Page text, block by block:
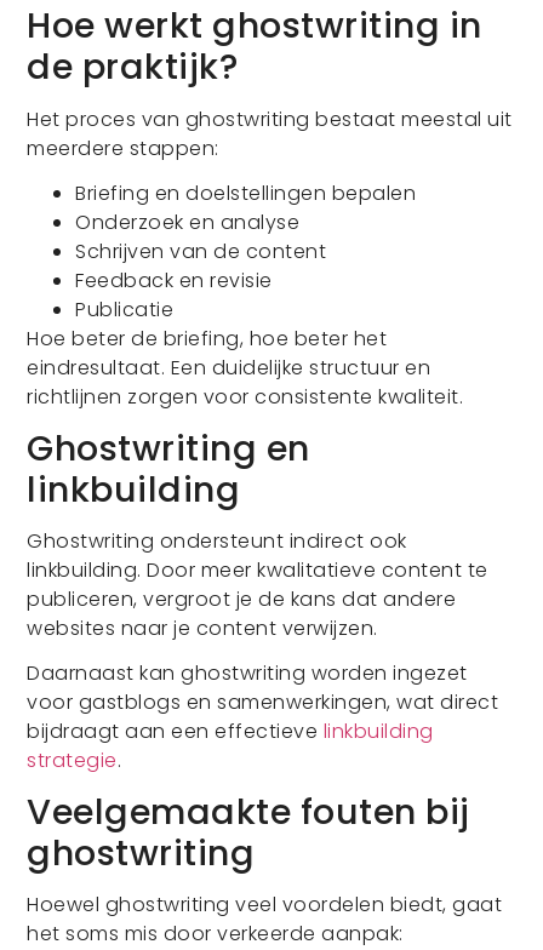
Hoe werkt ghostwriting in
de praktijk?
Het proces van ghostwriting bestaat meestal uit
meerdere stappen:
Briefing en doelstellingen bepalen
Onderzoek en analyse
Schrijven van de content
Feedback en revisie
Publicatie
Hoe beter de briefing, hoe beter het
eindresultaat. Een duidelijke structuur en
richtlijnen zorgen voor consistente kwaliteit.
Ghostwriting en
linkbuilding
Ghostwriting ondersteunt indirect ook
linkbuilding. Door meer kwalitatieve content te
publiceren, vergroot je de kans dat andere
websites naar je content verwijzen.
Daarnaast kan ghostwriting worden ingezet
voor gastblogs en samenwerkingen, wat direct
bijdraagt aan een effectieve linkbuilding
strategie.
Veelgemaakte fouten bij
ghostwriting
Hoewel ghostwriting veel voordelen biedt, gaat
het soms mis door verkeerde aanpak: